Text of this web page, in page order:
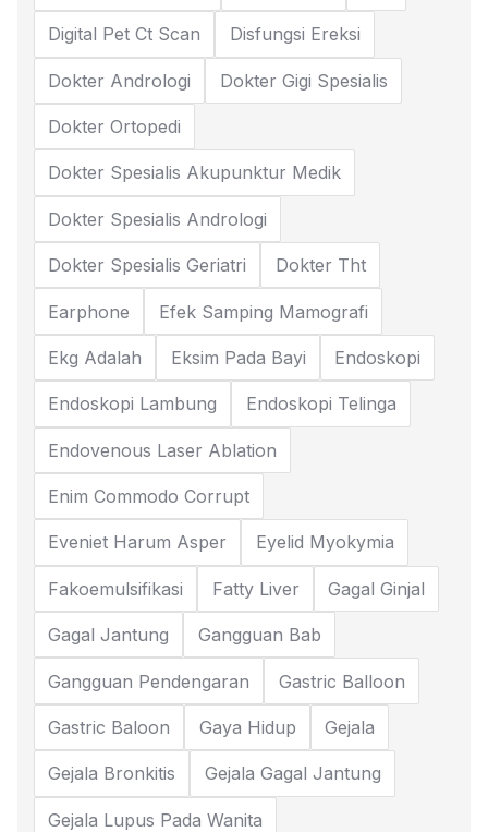
Digital Pet Ct Scan Disfungsi Ereksi
Dokter Andrologi Dokter Gigi Spesialis
Dokter Ortopedi
Dokter Spesialis Akupunktur Medik
Dokter Spesialis Andrologi
Dokter Spesialis Geriatri Dokter Tht
Earphone Efek Samping Mamografi
Ekg Adalah Eksim Pada Bayi Endoskopi
Endoskopi Lambung Endoskopi Telinga
Endovenous Laser Ablation
Enim Commodo Corrupt
Eveniet Harum Asper Eyelid Myokymia
Fakoemulsifikasi Fatty Liver Gagal Ginjal
Gagal Jantung Gangguan Bab
Gangguan Pendengaran Gastric Balloon
Gastric Baloon Gaya Hidup Gejala
Gejala Bronkitis Gejala Gagal Jantung
Gejala Lupus Pada Wanita